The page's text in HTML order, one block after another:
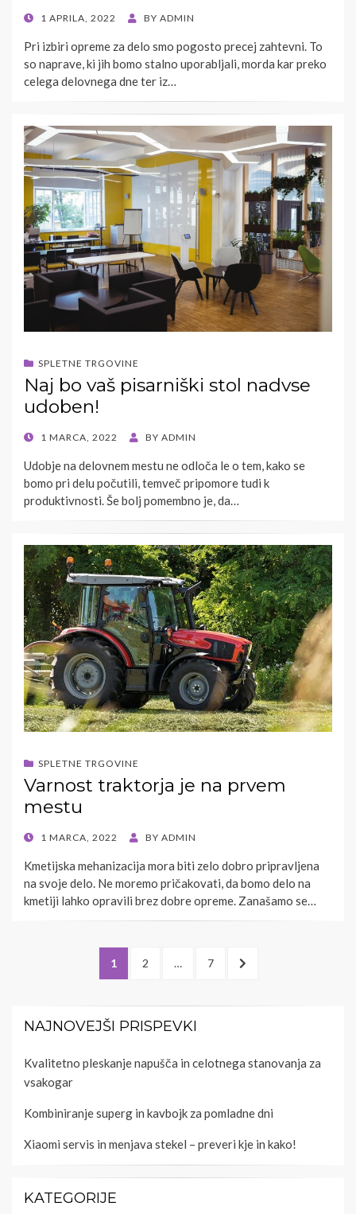
POSTED
1 APRILA, 2022 BY ADMIN
Pri izbiri opreme za delo smo pogosto precej zahtevni. To
so naprave, ki jih bomo stalno uporabljali, morda kar preko
celega delovnega dne ter iz…
SPLETNE TRGOVINE
Naj bo vaš pisarniški stol nadvse
udoben!
POSTED
1 MARCA, 2022 BY ADMIN
Udobje na delovnem mestu ne odloča le o tem, kako se
bomo pri delu počutili, temveč pripomore tudi k
produktivnosti. Še bolj pomembno je, da…
SPLETNE TRGOVINE
Varnost traktorja je na prvem
mestu
POSTED
1 MARCA, 2022 BY ADMIN
Kmetijska mehanizacija mora biti zelo dobro pripravljena
na svoje delo. Ne moremo pričakovati, da bomo delo na
kmetiji lahko opravili brez dobre opreme. Zanašamo se…
Številčenje
prispevkov
PAGE
1 PAGE
2 … PAGE
7
NEXT
NAJNOVEJŠI PRISPEVKI
Kvalitetno pleskanje napušča in celotnega stanovanja za
vsakogar
Kombiniranje superg in kavbojk za pomladne dni
Xiaomi servis in menjava stekel – preveri kje in kako!
KATEGORIJE